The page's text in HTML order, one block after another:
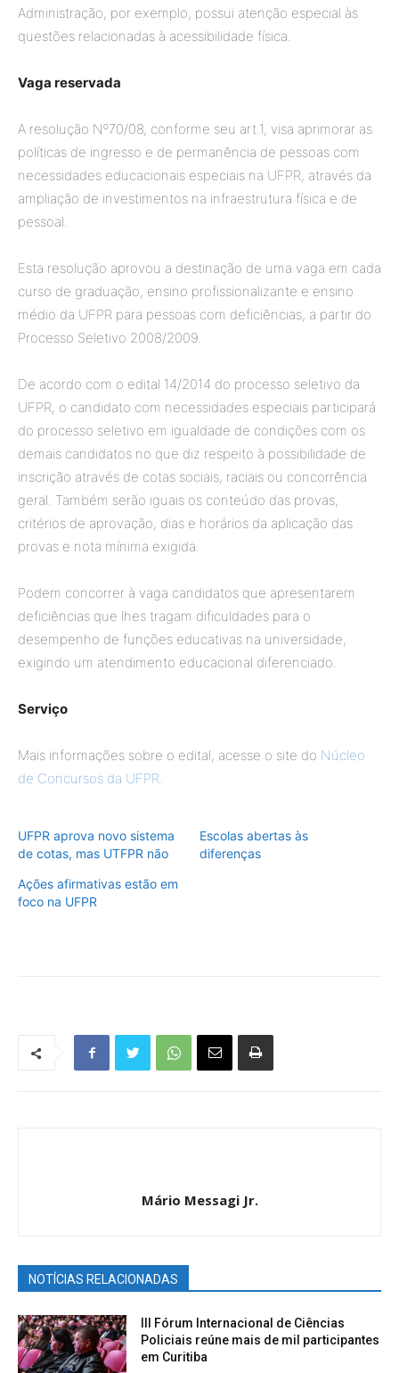
Administração, por exemplo, possui atenção especial às
questões relacionadas à acessibilidade física.
Vaga reservada
A resolução Nº70/08, conforme seu art.1, visa aprimorar as
políticas de ingresso e de permanência de pessoas com
necessidades educacionais especiais na UFPR, através da
ampliação de investimentos na infraestrutura física e de
pessoal.
Esta resolução aprovou a destinação de uma vaga em cada
curso de graduação, ensino profissionalizante e ensino
médio da UFPR para pessoas com deficiências, a partir do
Processo Seletivo 2008/2009.
De acordo com o edital 14/2014 do processo seletivo da
UFPR, o candidato com necessidades especiais participará
do processo seletivo em igualdade de condições com os
demais candidatos no que diz respeito à possibilidade de
inscrição através de cotas sociais, raciais ou concorrência
geral. Também serão iguais os conteúdo das provas,
critérios de aprovação, dias e horários da aplicação das
provas e nota mínima exigida.
Podem concorrer à vaga candidatos que apresentarem
deficiências que lhes tragam dificuldades para o
desempenho de funções educativas na universidade,
exigindo um atendimento educacional diferenciado.
Serviço
Mais informações sobre o edital, acesse o site do Núcleo
de Concursos da UFPR.
UFPR aprova novo sistema
de cotas, mas UTFPR não
Escolas abertas às
diferenças
Ações afirmativas estão em
foco na UFPR
Mário Messagi Jr.
NOTÍCIAS RELACIONADAS
III Fórum Internacional de Ciências
Policiais reúne mais de mil participantes
em Curitiba